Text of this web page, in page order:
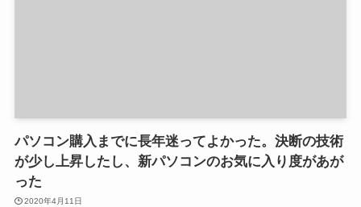
パソコン購入までに長年迷ってよかった。決断の技術
が少し上昇したし、新パソコンのお気に入り度があが
った
2020年4月11日